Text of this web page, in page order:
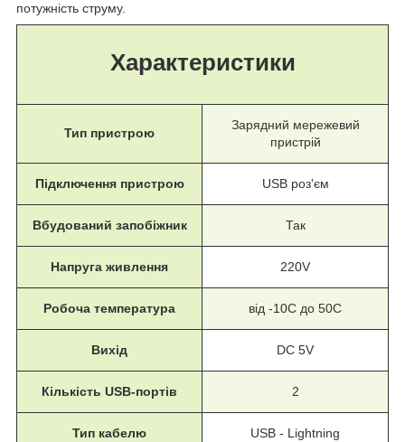
потужність струму.
Характеристики
Тип пристрою
Зарядний мережевий
пристрій
Підключення пристрою USB роз'єм
Вбудований запобіжник Так
Напруга живлення 220V
Робоча температура від -10С до 50С
Вихід DC 5V
Кількість USB-портів 2
Тип кабелю USB - Lightning